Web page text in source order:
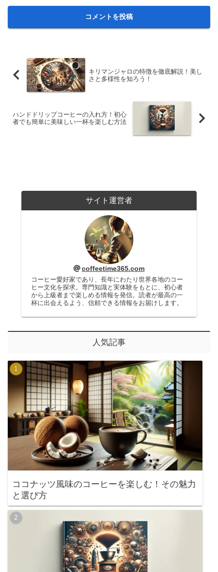
キリマンジャロの特徴を徹底解説！美し
さと多様性を知ろう！
ハンドドリップコーヒーの入れ方！初心
者でも簡単に美味しい一杯を楽しむ方法
サイト運営者
coffeetime365.com
コーヒー愛好家であり、長年にわたり世界各地のコー
ヒー文化を探求。専門知識と実体験をもとに、初心者
から上級者まで楽しめる情報を発信。読者が最高の一
杯に出会えるよう、信頼できる情報をお届けします。
人気記事
ココナッツ風味のコーヒーを楽しむ！その魅力
と選び方